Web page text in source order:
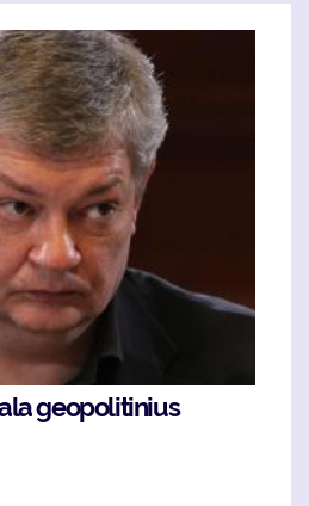
geopolitinius